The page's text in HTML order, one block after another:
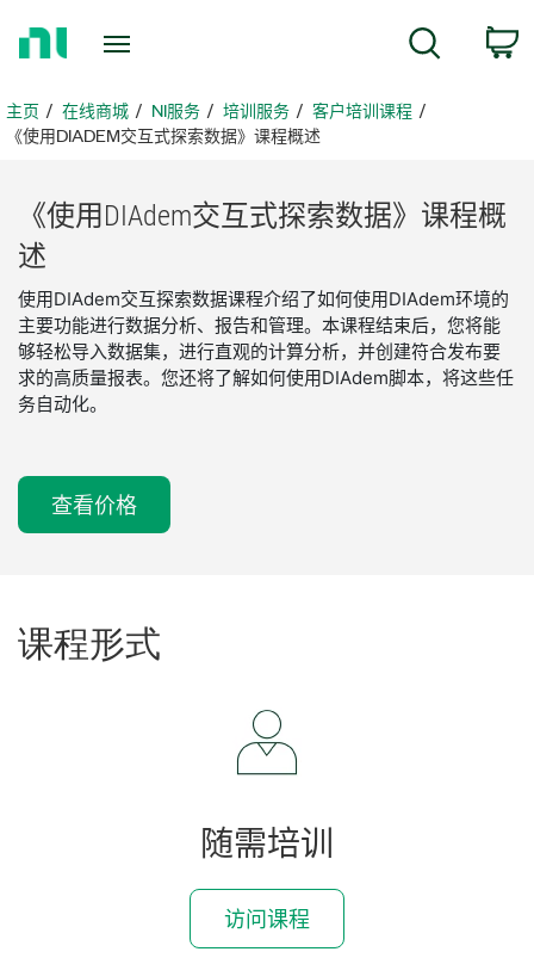
页主页 在线商城 NI服务 培训服务
客户培训课程
《使用DIADEM交互式探索数据》课程概述
《使用 DIAdem交互式探索数据》 课程概
述
使用DIAdem交互探索数据课程介绍了如何使用DIAdem环境的
主要功能进行数据分析、报告和管理。本课程结束后，您将能
够轻松导入数据集，进行直观的计算分析，并创建符合发布要
求的高质量报表。您还将了解如何使用DIAdem脚本，将这些任
务自动化。
查看价格
课程形式
随需培训
访问课程